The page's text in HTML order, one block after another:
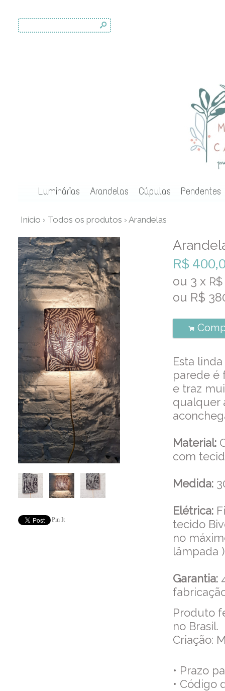
s
Luminárias Arandelas Cúpulas Pendentes
Início › Todos os produtos › Arandelas
Pin It
R$
ou 3 x R$
ou R$
.
Esta
parede é
e traz
qualquer
Material:
com
Medida:
Elétrica:
tecido
no
lâmpada )
Garantia:
Produto
no Brasil.
Criação:
• Prazo
• Código